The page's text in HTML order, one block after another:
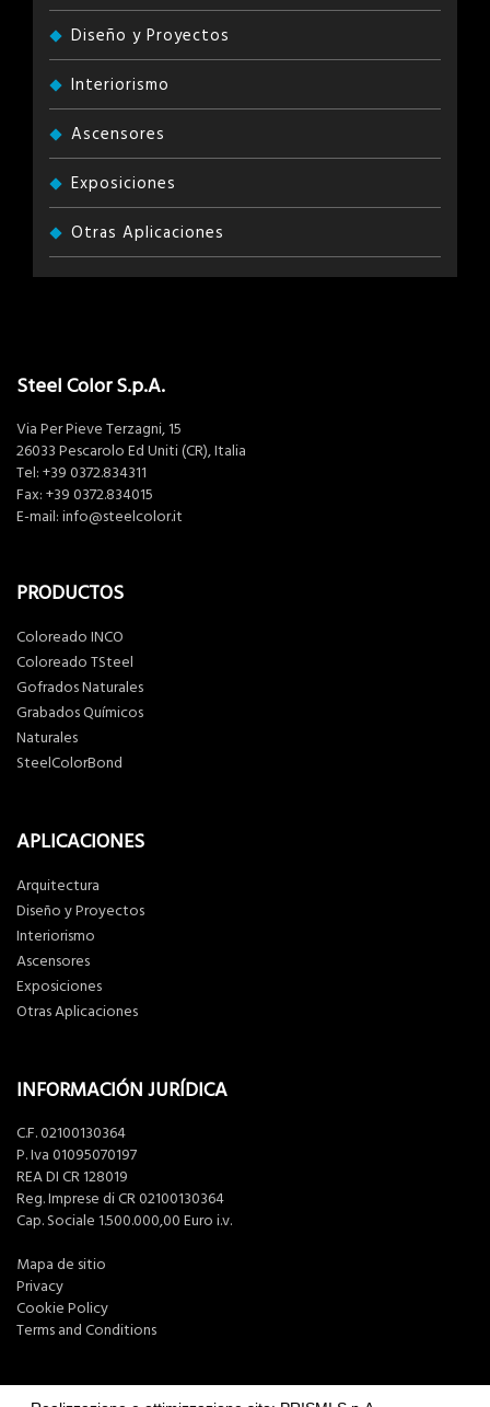
Diseño y Proyectos
Interiorismo
Ascensores
Exposiciones
Otras Aplicaciones
Steel Color S.p.A.
Via Per Pieve Terzagni, 15
26033 Pescarolo Ed Uniti (CR), Italia
Tel: +39 0372.834311
Fax: +39 0372.834015
E-mail: info@steelcolor.it
PRODUCTOS
Coloreado INCO
Coloreado TSteel
Gofrados Naturales
Grabados Químicos
Naturales
SteelColorBond
APLICACIONES
Arquitectura
Diseño y Proyectos
Interiorismo
Ascensores
Exposiciones
Otras Aplicaciones
INFORMACIÓN JURÍDICA
C.F. 02100130364
P. Iva 01095070197
REA DI CR 128019
Reg. Imprese di CR 02100130364
Cap. Sociale 1.500.000,00 Euro i.v.
Mapa de sitio
Privacy
Cookie Policy
Terms and Conditions